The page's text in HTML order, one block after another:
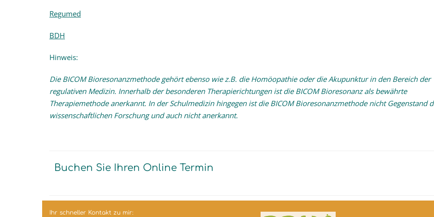
Regumed
BDH
Hinweis:
Die BICOM Bioresonanzmethode gehört ebenso wie z.B. die Homöopathie oder die Akupunktur in den Bereich der
regulativen Medizin. Innerhalb der besonderen Therapierichtungen ist die BICOM Bioresonanz als bewährte
Therapiemethode anerkannt. In der Schulmedizin hingegen ist die BICOM Bioresonanzmethode nicht Gegenstand
wissenschaftlichen Forschung und auch nicht anerkannt.
Buchen Sie Ihren Online Termin
Ihr schneller Kontakt zu mir: